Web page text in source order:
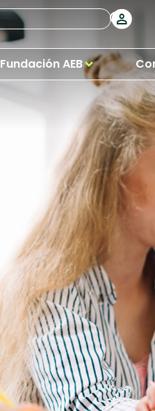
Fundación AEB